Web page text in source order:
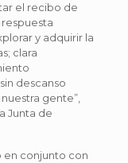
el recibo de
y adquirir la
clara
descanso
gente”,
Junta de
en conjunto con